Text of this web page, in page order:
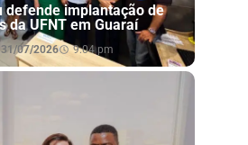
defende implantação de
da UFNT em Guaraí
31/07/2026 9:04 pm